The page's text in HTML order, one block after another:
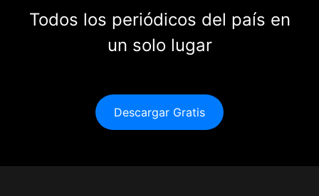
Todos los periódicos del país en
un solo lugar
Descargar Gratis